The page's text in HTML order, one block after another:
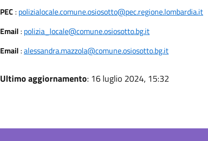
PEC : polizialocale.comune.osiosotto@pec.regione.lombardia.it
Email: polizia_locale@comune.osiosotto.bg.it
Email:alessandra.mazzola@comune.osiosotto.bg.it
Ultimo aggiornamento: 16 luglio 2024, 15:32